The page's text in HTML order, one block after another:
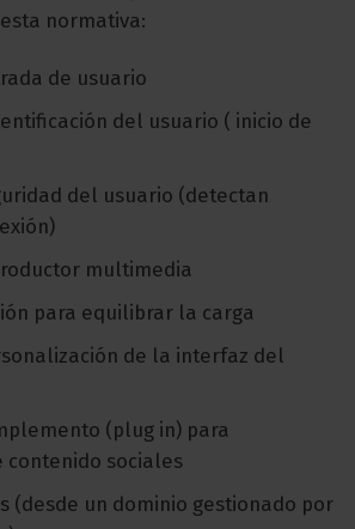
normativa:
de usuario
del usuario ( inicio de
del usuario (detectan
multimedia
para equilibrar la carga
de la interfaz del
(plug in) para
contenido sociales
(desde un dominio gestionado por